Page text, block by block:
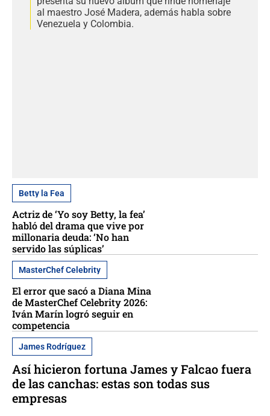
al maestro José Madera, además habla sobre
Venezuela y Colombia.
Betty la Fea
Actriz de ‘Yo soy Betty, la fea’
habló del drama que vive por
millonaria deuda: ‘No han
servido las súplicas’
MasterChef Celebrity
El error que sacó a Diana Mina
de MasterChef Celebrity 2026:
Iván Marín logró seguir en
competencia
James Rodríguez
Así hicieron fortuna James y Falcao fuera
de las canchas: estas son todas sus
empresas